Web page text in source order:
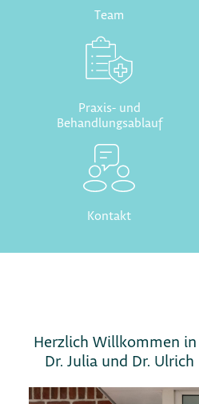
Team
Praxis- und
Behandlungsablauf
Kontakt
Herzlich Willkommen
Dr. Julia und Dr.